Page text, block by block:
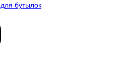
бутылок